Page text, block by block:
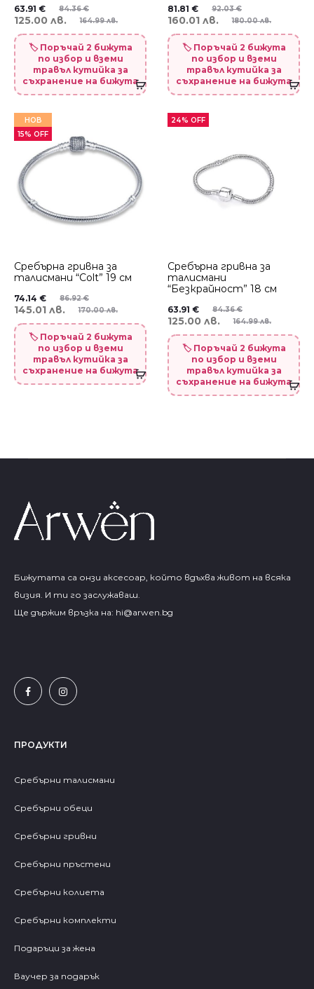
84.36€
63.91 €
164.99 лв.
125.00 лв.
🏷️ Поръчай 2 бижута
по избор и вземи
травъл кутийка за
съхранение на бижута
92.03€
81.81 €
180.00 лв.
160.01 лв.
🏷️ Поръчай 2 бижута
по избор и вземи
травъл кутийка за
съхранение на бижута
НОВ
15% OFF
Сребърна гривна за
талисмани “Colt” 19 см
86.92€
74.14 €
170.00 лв.
145.01 лв.
🏷️ Поръчай 2 бижута
по избор и вземи
травъл кутийка за
съхранение на бижута
24% OFF
Сребърна гривна за
талисмани
“Безкрайност” 18 см
84.36€
63.91 €
164.99 лв.
125.00 лв.
🏷️ Поръчай 2 бижута
по избор и вземи
травъл кутийка за
съхранение на бижута
Бижутата са онзи аксесоар, който вдъхва живот на всяка
визия. И ти го заслужаваш.
Ще държим връзка на: hi@arwen.bg
ПРОДУКТИ
Сребърни талисмани
Сребърни обеци
Сребърни гривни
Сребърни пръстени
Сребърни колиета
Сребърни комплекти
Подаръци за жена
Ваучер за подарък